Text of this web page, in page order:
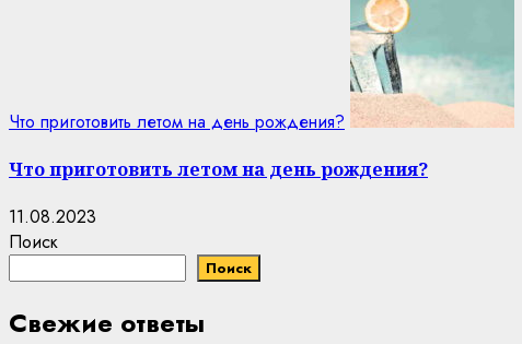
Что приготовить летом на день рождения?
Что приготовить летом на день рождения?
11.08.2023
Поиск
Поиск
Свежие ответы